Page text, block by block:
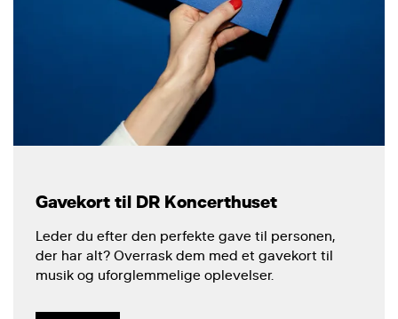
Gavekort til DR Koncerthuset
Leder du efter den perfekte gave til personen,
der har alt? Overrask dem med et gavekort til
musik og uforglemmelige oplevelser.